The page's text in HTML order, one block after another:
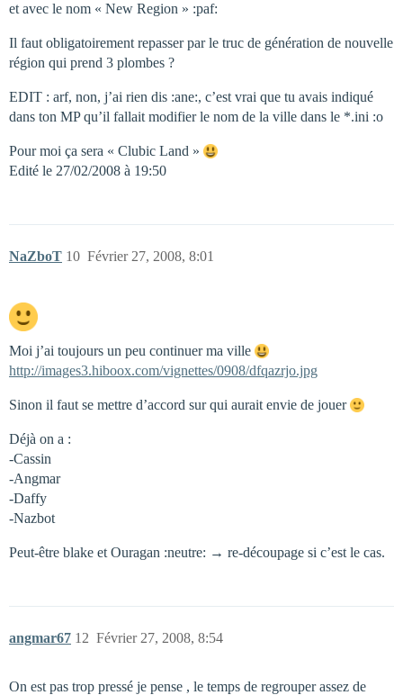
et avec le nom « New Region » :paf:
Il faut obligatoirement repasser par le truc de génération de nouvelle
région qui prend 3 plombes ?
EDIT : arf, non, j’ai rien dis :ane:, c’est vrai que tu avais indiqué
dans ton MP qu’il fallait modifier le nom de la ville dans le *.ini :o
Pour moi ça sera « Clubic Land »
Edité le 27/02/2008 à 19:50
NaZboT Février 27, 2008, 8:01
10
Moi j’ai toujours un peu continuer ma ville
http://images3.hiboox.com/vignettes/0908/dfqazrjo.jpg
Sinon il faut se mettre d’accord sur qui aurait envie de jouer
Déjà on a :
-Cassin
-Angmar
-Daffy
-Nazbot
Peut-être blake et Ouragan :neutre: → re-découpage si c’est le cas.
angmar67 Février 27, 2008, 8:54
12
On est pas trop pressé je pense , le temps de regrouper assez de